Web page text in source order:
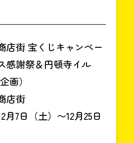
店街 宝くじキャンペー
感謝祭＆円頓寺イル
画）
店街
月7日（土）〜12月25日